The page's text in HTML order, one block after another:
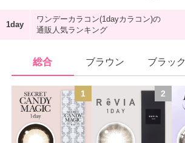
ワンデーカラコン(1dayカラコン)の
通販人気ランキング
総合 ブラウン ブラック